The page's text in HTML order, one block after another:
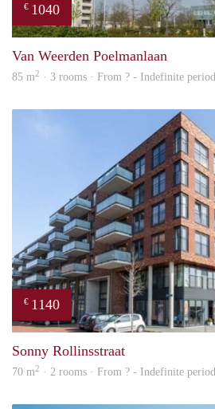
€ 1040
Van Weerden Poelmanlaan
85 m2 · 3 rooms · From ? - Indefinite period
€ 1140
Sonny Rollinsstraat
70 m2 · 2 rooms · From ? - Indefinite period